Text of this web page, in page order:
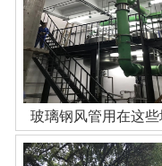
玻璃钢风管用在这